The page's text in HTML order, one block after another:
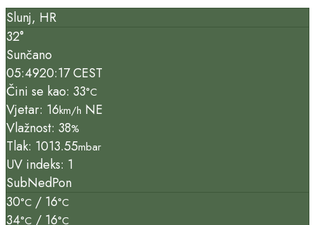
Slunj, HR
32°
Sunčano
05:4920:17 CEST
Čini se kao: 33°C
Vjetar: 16km/h NE
Vlažnost: 38%
Tlak: 1013.55mbar
UV indeks: 1
SubNedPon
30°C / 16°C
34°C / 16°C